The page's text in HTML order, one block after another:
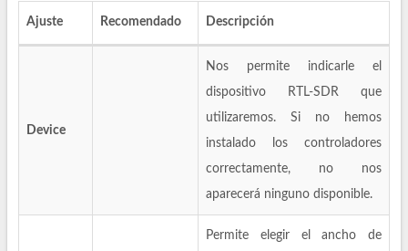
Ajuste Recomendado Descripción
Device
Nos permite indicarle el
dispositivo RTL-SDR que
utilizaremos. Si no hemos
instalado los controladores
correctamente, no nos
aparecerá ninguno disponible.
Permite elegir el ancho de